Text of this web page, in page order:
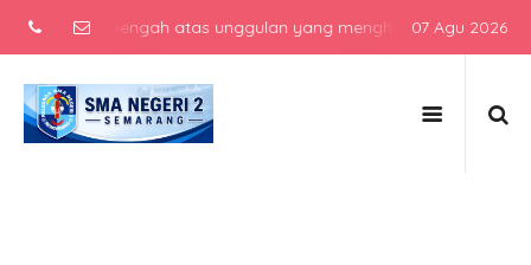
sekolah menengah atas unggulan yang menghasilkan lulusan
07 Agu 2026